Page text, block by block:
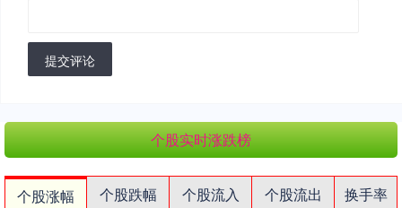
提交评论
个股实时涨跌榜
个股涨幅 个股跌幅 个股流入 个股流出
换手率